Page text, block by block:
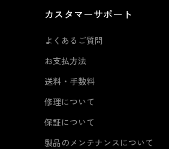
カスタマーサポート
よくあるご質問
お支払方法
送料・手数料
修理について
保証について
製品のメンテナンスについて